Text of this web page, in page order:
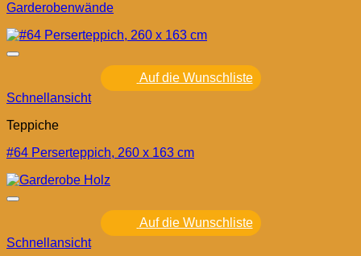
Garderobenwände
Auf die Wunschliste
Schnellansicht
Teppiche
#64 Perserteppich, 260 x 163 cm
Auf die Wunschliste
Schnellansicht